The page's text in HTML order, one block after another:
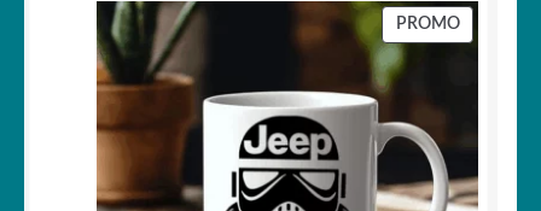
initial
était :
actuel
est :
15,99 €.
PROMOPRODUIT